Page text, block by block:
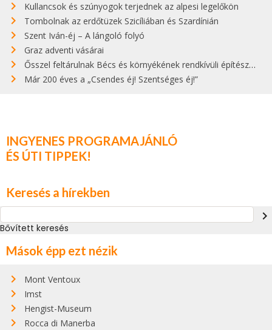
Kullancsok és szúnyogok terjednek az alpesi legelőkön
Tombolnak az erdőtüzek Szicíliában és Szardínián
Szent Iván-éj – A lángoló folyó
Graz adventi vásárai
Ősszel feltárulnak Bécs és környékének rendkívüli építészeti kincsei
Már 200 éves a „Csendes éj! Szentséges éj!”
INGYENES PROGRAMAJÁNLÓ
ÉS ÚTI TIPPEK!
Keresés a hírekben
navigate_next
Bővített keresés
Mások épp ezt nézik
Mont Ventoux
Imst
Hengist-Museum
Rocca di Manerba